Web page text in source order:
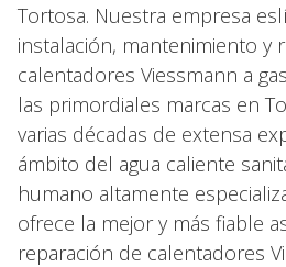
Tortosa. Nuestra empresa
instalación, mantenimiento y
calentadores Viessmann a
las primordiales marcas en
varias décadas de extensa
ámbito del agua caliente
humano altamente
ofrece la mejor y más fiable
reparación de calentadores